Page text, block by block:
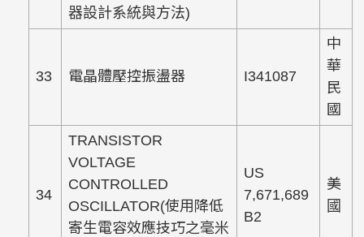
器設計系統與方法)
33 電晶體壓控振盪器 I341087
中
華
民
國
34
TRANSISTOR
VOLTAGE
CONTROLLED
OSCILLATOR(使用降低
寄生電容效應技巧之毫米
US
7,671,689
B2
美
國